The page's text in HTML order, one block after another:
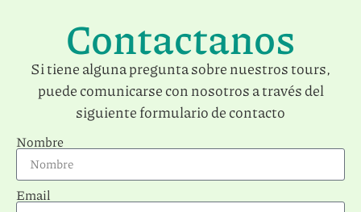
Contactanos
Si tiene alguna pregunta sobre nuestros tours,
puede comunicarse con nosotros a través del
siguiente formulario de contacto
Nombre
Email